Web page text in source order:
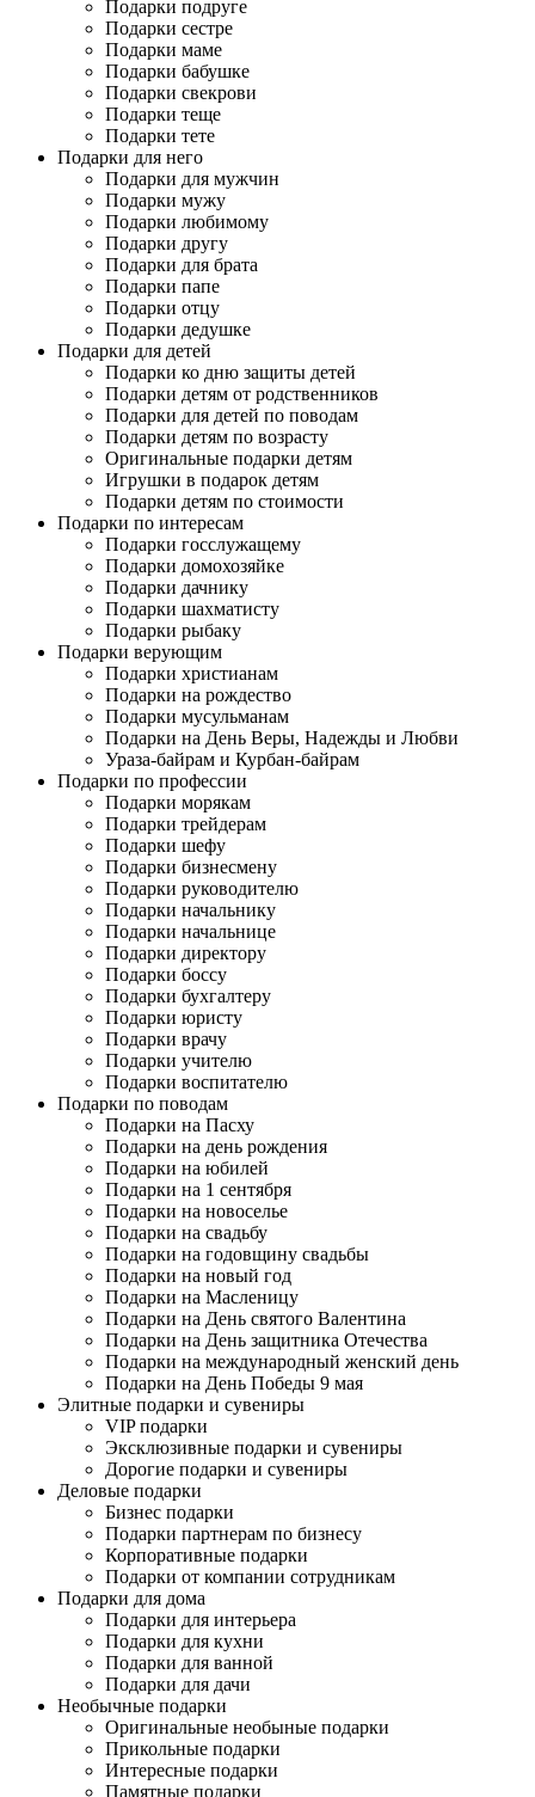
Подарки подруге
Подарки сестре
Подарки маме
Подарки бабушке
Подарки свекрови
Подарки теще
Подарки тете
Подарки для него
Подарки для мужчин
Подарки мужу
Подарки любимому
Подарки другу
Подарки для брата
Подарки папе
Подарки отцу
Подарки дедушке
Подарки для детей
Подарки ко дню защиты детей
Подарки детям от родственников
Подарки для детей по поводам
Подарки детям по возрасту
Оригинальные подарки детям
Игрушки в подарок детям
Подарки детям по стоимости
Подарки по интересам
Подарки госслужащему
Подарки домохозяйке
Подарки дачнику
Подарки шахматисту
Подарки рыбаку
Подарки верующим
Подарки христианам
Подарки на рождество
Подарки мусульманам
Подарки на День Веры, Надежды и Любви
Ураза-байрам и Курбан-байрам
Подарки по профессии
Подарки морякам
Подарки трейдерам
Подарки шефу
Подарки бизнесмену
Подарки руководителю
Подарки начальнику
Подарки начальнице
Подарки директору
Подарки боссу
Подарки бухгалтеру
Подарки юристу
Подарки врачу
Подарки учителю
Подарки воспитателю
Подарки по поводам
Подарки на Пасху
Подарки на день рождения
Подарки на юбилей
Подарки на 1 сентября
Подарки на новоселье
Подарки на свадьбу
Подарки на годовщину свадьбы
Подарки на новый год
Подарки на Масленицу
Подарки на День святого Валентина
Подарки на День защитника Отечества
Подарки на международный женский день
Подарки на День Победы 9 мая
Элитные подарки и сувениры
VIP подарки
Эксклюзивные подарки и сувениры
Дорогие подарки и сувениры
Деловые подарки
Бизнес подарки
Подарки партнерам по бизнесу
Корпоративные подарки
Подарки от компании сотрудникам
Подарки для дома
Подарки для интерьера
Подарки для кухни
Подарки для ванной
Подарки для дачи
Необычные подарки
Оригинальные необыные подарки
Прикольные подарки
Интересные подарки
Памятные подарки